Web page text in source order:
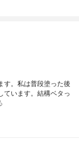
す。私は普段塗った後
ています。結構ベタっ